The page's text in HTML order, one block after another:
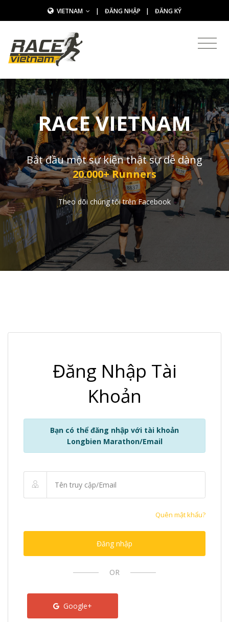
VIETNAM | ĐĂNG NHẬP | ĐĂNG KÝ
RACE VIETNAM
Bắt đầu một sự kiện thật sự dễ dàng
20.000+ Runners
Theo dõi chúng tôi trên Facebook
Đăng Nhập Tài
Khoản
Bạn có thể đăng nhập với tài khoản
Longbien Marathon/Email
Quên mật khẩu?
Đăng nhập
OR
Google+